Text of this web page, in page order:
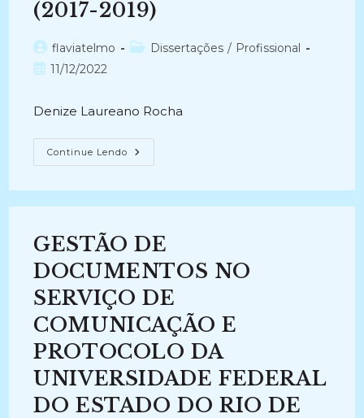
Central
Da
(2017-2019)
Autor
do
flaviatelmo
Categoria
Dissertações / Profissional
Post11/12/2022
Denize Laureano Rocha
Continue Lendo PROPOSTA
DE
DE
ATIVIDADES-
FIM
DO
HOSPITAL
UNIVERSITÁRIO
MEDICINA
VETERINÁRIA
DA
UNIVERSIDADE
FEDERAL
FLUMINENSE
2019)
GESTÃO DE
DOCUMENTOS NO
SERVIÇO DE
COMUNICAÇÃO E
PROTOCOLO DA
UNIVERSIDADE FEDERAL
DO ESTADO DO RIO DE